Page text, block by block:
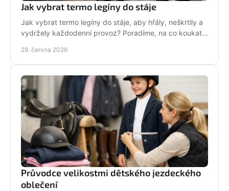
Jak vybrat termo legíny do stáje
Jak vybrat termo legíny do stáje, aby hřály, neškrtily a
vydržely každodenní provoz? Poradíme, na co koukat
29. června 2026
Průvodce velikostmi dětského jezdeckého
oblečení